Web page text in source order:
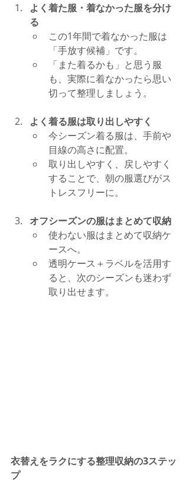
よく着た服・着なかった服を分け
る
この1年間で着なかった服は
「手放す候補」です。
「また着るかも」と思う服
も、実際に着なかったら思い
切って整理しましょう。
よく着る服は取り出しやすく
今シーズン着る服は、手前や
目線の高さに配置。
取り出しやすく、戻しやすく
することで、朝の服選びがス
トレスフリーに。
オフシーズンの服はまとめて収納
使わない服はまとめて収納ケ
ースへ。
透明ケース＋ラベルを活用す
ると、次のシーズンも迷わず
取り出せます。
衣替えをラクにする整理収納の3ステッ
プ